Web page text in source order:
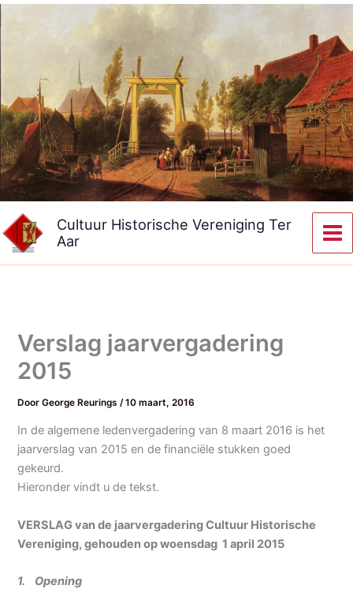
Ga
naar
Cultuur Historische Vereniging Ter
Aar
Verslag jaarvergadering
2015
DoorGeorge Reurings /10 maart, 2016
In de algemene ledenvergadering van 8 maart 2016 is het
jaarverslag van 2015 en de financiële stukken goed
gekeurd.
Hieronder vindt u de tekst.
VERSLAG van de jaarvergadering Cultuur Historische
Vereniging, gehouden op woensdag 1 april 2015
1. Opening